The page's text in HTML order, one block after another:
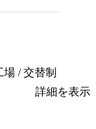
/ 交替制
詳細を表示